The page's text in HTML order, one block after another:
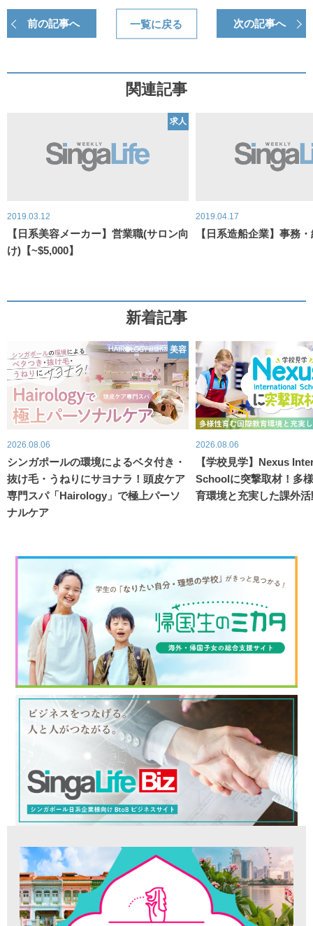
前の記事へ 次の記事へ
一覧に戻る
関連記事
求人
2019.03.12
【日系美容メーカー】営業職(サロン向
け)【~$5,000】
2019.04.17
【日系造船企業】事務
新着記事
美容
2026.08.06
シンガポールの環境によるベタ付き・
抜け毛・うねりにサヨナラ！頭皮ケア
専門スパ「Hairology」で極上パーソ
ナルケア
2026.08.06
【学校見学】Nexus
Schoolに突撃取材！多
育環境と充実した課外